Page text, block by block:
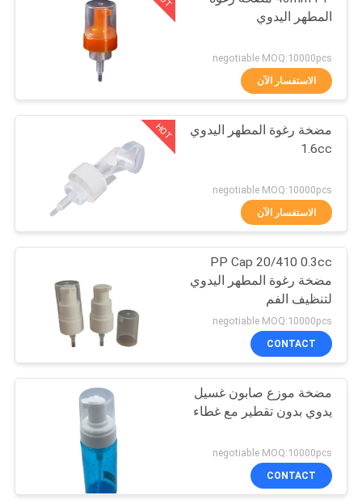
جولة
المعمل
مراقبة
الجودة
اتصل
أخبار
حالات
خريطة
الموقع
PRIVACY
POLICY
مضخة موزع غسول
مضخة غسول التجميل
37
مضخة رغوة مطهر
اليد
41
31
المطهر اليدوي
negotiable MOQ:10000pcs
الاستفسار الآن
HOT
مضخة رغوة المطهر اليدوي
1.6cc
negotiable MOQ:10000pcs
الاستفسار الآن
PP Cap 20/410 0.3cc
مضخة رغوة المطهر اليدوي
لتنظيف الفم
negotiable MOQ:10000pcs
CONTACT
مضخة موزع صابون غسيل
يدوي بدون تقطير مع غطاء
negotiable MOQ:10000pcs
CONTACT